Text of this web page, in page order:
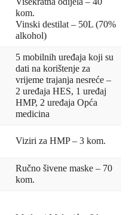
kom.
Vinski destilat – 50L (70%
alkohol)
5 mobilnih uređaja koji su
dati na korištenje za
vrijeme trajanja nesreće –
2 uređaja HES, 1 uređaj
HMP, 2 uređaja Opća
medicina
Viziri za HMP – 3 kom.
Ručno šivene maske – 70
kom.